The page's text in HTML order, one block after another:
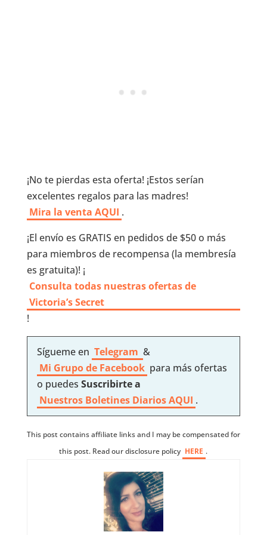
¡No te pierdas esta oferta! ¡Estos serían
excelentes regalos para las madres!
Mira la venta AQUI .
¡El envío es GRATIS en pedidos de $50 o más
para miembros de recompensa (la membresía
es gratuita)! ¡
Consulta todas nuestras ofertas de
Victoria’s Secret
!
Sígueme en Telegram &
Mi Grupo de Facebook para más ofertas
o puedes Suscribirte a
Nuestros Boletines Diarios AQUI .
This post contains affiliate links and I may be compensated for
this post. Read our disclosure policy HERE .